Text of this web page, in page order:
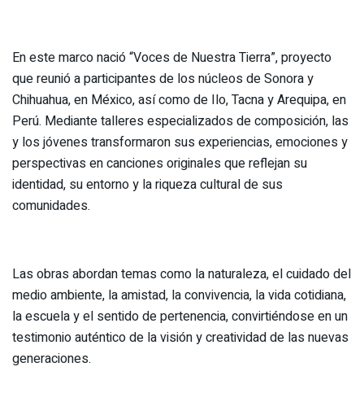
En este marco nació “Voces de Nuestra Tierra”, proyecto
que reunió a participantes de los núcleos de Sonora y
Chihuahua, en México, así como de Ilo, Tacna y Arequipa, en
Perú. Mediante talleres especializados de composición, las
y los jóvenes transformaron sus experiencias, emociones y
perspectivas en canciones originales que reflejan su
identidad, su entorno y la riqueza cultural de sus
comunidades.
Las obras abordan temas como la naturaleza, el cuidado del
medio ambiente, la amistad, la convivencia, la vida cotidiana,
la escuela y el sentido de pertenencia, convirtiéndose en un
testimonio auténtico de la visión y creatividad de las nuevas
generaciones.